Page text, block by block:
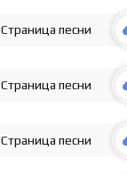
Страница песни
Страница песни
Страница песни